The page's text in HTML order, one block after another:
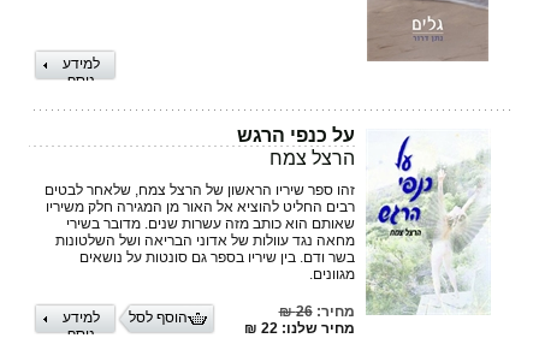
למידע
נוסף
על כנפי הרגש
הרצל צמח
זהו ספר שיריו הראשון של הרצל צמח, שלאחר לבטים
רבים החליט להוציא אל האור מן המגירה חלק משיריו
שאותם הוא כותב מזה עשרות שנים. מדובר בשירי
מחאה נגד עוולות של אדוני הבריאה ושל השלטונות
בשר ודם. בין שיריו בספר גם סונטות על נושאים
מגוונים.
מחיר:26 ₪
מחיר שלנו: 22 ₪
למידע
נוסף
הוסף לסל